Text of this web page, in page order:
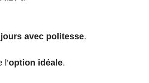
avec politesse.
l’option idéale.